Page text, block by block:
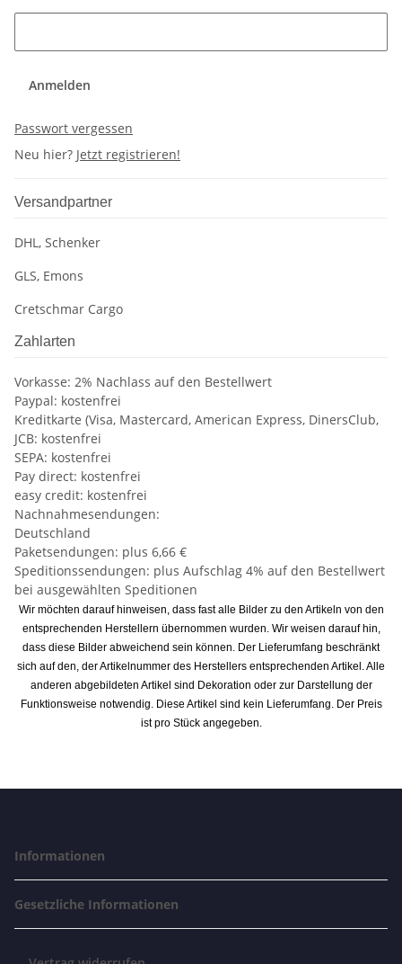
Anmelden
Passwort vergessen
Neu hier? Jetzt registrieren!
Versandpartner
DHL, Schenker
GLS, Emons
Cretschmar Cargo
Zahlarten
Vorkasse: 2% Nachlass auf den Bestellwert
Paypal: kostenfrei
Kreditkarte (Visa, Mastercard, American Express, DinersClub,
JCB: kostenfrei
SEPA: kostenfrei
Pay direct: kostenfrei
easy credit: kostenfrei
Nachnahmesendungen:
Deutschland
Paketsendungen: plus 6,66 €
Speditionssendungen: plus Aufschlag 4% auf den Bestellwert
bei ausgewählten Speditionen
Wir möchten darauf hinweisen, dass fast alle Bilder zu den Artikeln von den
entsprechenden Herstellern übernommen wurden. Wir weisen darauf hin,
dass diese Bilder abweichend sein können. Der Lieferumfang beschränkt
sich auf den, der Artikelnummer des Herstellers entsprechenden Artikel. Alle
anderen abgebildeten Artikel sind Dekoration oder zur Darstellung der
Funktionsweise notwendig. Diese Artikel sind kein Lieferumfang. Der Preis
ist pro Stück angegeben.
Informationen
Gesetzliche Informationen